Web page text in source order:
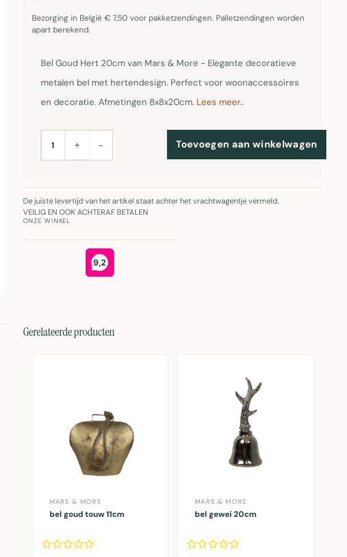
Bezorging in België € 7,50 voor pakketzendingen. Palletzendingen worden
apart berekend.
Bel Goud Hert 20cm van Mars & More - Elegante decoratieve
metalen bel met hertendesign. Perfect voor woonaccessoires
en decoratie. Afmetingen 8x8x20cm. Lees meer..
AANTAL+ − Toevoegen aan winkelwagen
De juiste levertijd van het artikel staat achter het vrachtwagentje vermeld.
VEILIG EN OOK ACHTERAF BETALEN
ONZE WINKEL
Gerelateerde producten
MARS & MORE
bel goud touw 11cm
MARS & MORE
bel gewei 20cm